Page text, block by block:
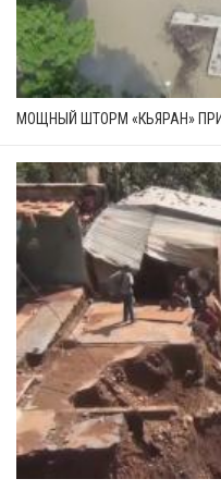
МОЩНЫЙ ШТОРМ «КЬЯРАН»